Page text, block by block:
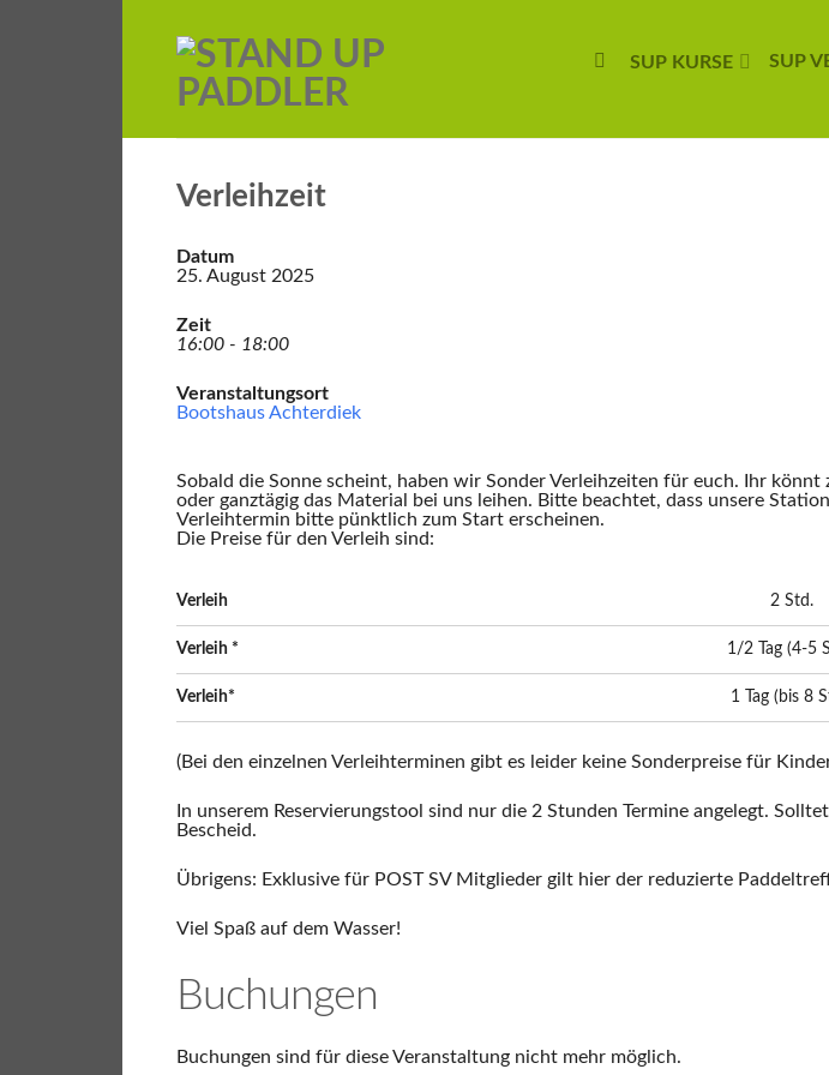
SUP KURSE SUP
Verleihzeit
Datum
25. August 2025
Zeit
16:00 - 18:00
Veranstaltungsort
Bootshaus Achterdiek
Sobald die Sonne scheint, haben wir Sonder Verleihzeiten für euch. Ihr
oder ganztägig das Material bei uns leihen. Bitte beachtet, dass unsere
Verleihtermin bitte pünktlich zum Start erscheinen.
Die Preise für den Verleih sind:
Verleih 2 Std.
Verleih * 1/2 Tag (4-5
Verleih* 1 Tag (bis 8
(Bei den einzelnen Verleihterminen gibt es leider keine Sonderpreise für
In unserem Reservierungstool sind nur die 2 Stunden Termine angelegt.
Bescheid.
Übrigens: Exklusive für POST SV Mitglieder gilt hier der reduzierte
Viel Spaß auf dem Wasser!
Buchungen
Buchungen sind für diese Veranstaltung nicht mehr möglich.